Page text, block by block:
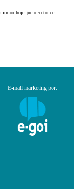
hoje que o sector de
E-mail marketing por: